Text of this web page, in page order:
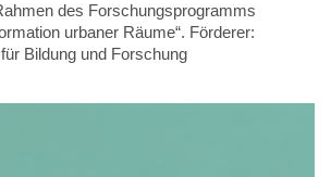
des Forschungsprogramms
urbaner Räume“. Förderer:
Bildung und Forschung